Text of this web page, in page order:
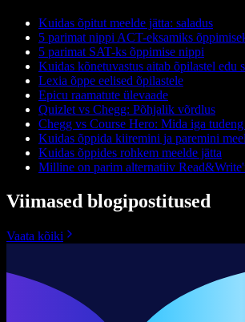
Kuidas õpitut meelde jätta: saladus
5 parimat nippi ACT-eksamiks
5 parimat SAT-ks õppimise nippi
Kuidas kõnetuvastus aitab õpilastel edu
Lexia õppe eelised õpilastele
Epicu raamatute ülevaade
Quizlet vs Chegg: Põhjalik võrdlus
Chegg vs Course Hero: Mida iga tudeng
Kuidas õppida kiiremini ja paremini
Kuidas õppides rohkem meelde jätta
Milline on parim alternatiiv
Viimased blogipostitused
Vaata kõiki